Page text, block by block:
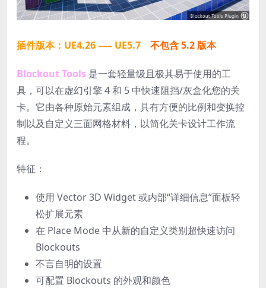
插件版本：UE4.26 —– UE5.7 不包含 5.2 版本
Blockout Tools 是一套轻量级且极其易于使用的工
具，可以在虚幻引擎 4 和 5 中快速阻挡/灰盒化您的关
卡。它由各种原始元素组成，具有方便的比例和变换控
制以及自定义三面网格材料，以简化关卡设计工作流
程。
特征：
使用 Vector 3D Widget 或内部“详细信息”面板轻
松扩展元素
在 Place Mode 中从新的自定义类别超快速访问
Blockouts
不言自明的设置
可配置 Blockouts 的外观和颜色